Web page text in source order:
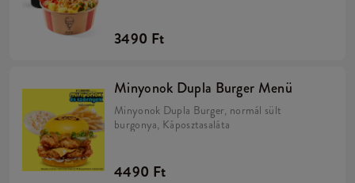
3490 Ft
Minyonok Dupla Burger Menü
Minyonok Dupla Burger, normál sült
burgonya, Káposztasaláta
4490 Ft